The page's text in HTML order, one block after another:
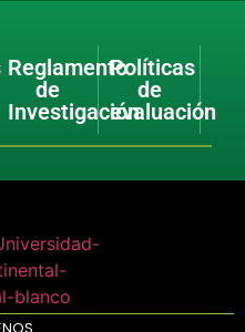
Reglamento
de
Investigación
Políticas
de
evaluación